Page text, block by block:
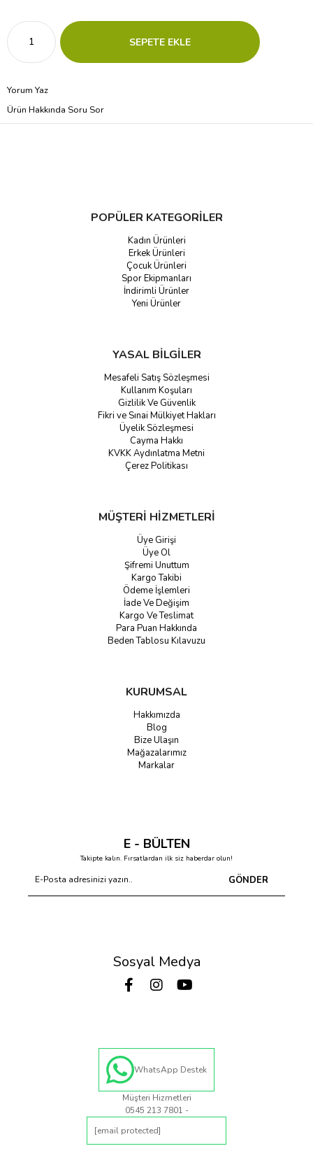
Yorum Yaz
Ürün Hakkında Soru Sor
POPÜLER KATEGORİLER
Kadın Ürünleri
Erkek Ürünleri
Çocuk Ürünleri
Spor Ekipmanları
İndirimli Ürünler
Yeni Ürünler
YASAL BİLGİLER
Mesafeli Satış Sözleşmesi
Kullanım Koşuları
Gizlilik Ve Güvenlik
Fikri ve Sınai Mülkiyet Hakları
Üyelik Sözleşmesi
Cayma Hakkı
KVKK Aydınlatma Metni
Çerez Politikası
MÜŞTERİ HİZMETLERİ
Üye Girişi
Üye Ol
Şifremi Unuttum
Kargo Takibi
Ödeme İşlemleri
İade Ve Değişim
Kargo Ve Teslimat
Para Puan Hakkında
Beden Tablosu Kılavuzu
KURUMSAL
Hakkımızda
Blog
Bize Ulaşın
Mağazalarımız
Markalar
E - BÜLTEN
Takipte kalın. Fırsatlardan ilk siz haberdar olun!
GÖNDER
Sosyal Medya
WhatsApp Destek
Müşteri Hizmetleri
0545 213 7801 -
[email protected]